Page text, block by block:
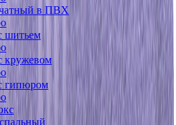
в ПВХ
шитьем
кружевом
гипюром